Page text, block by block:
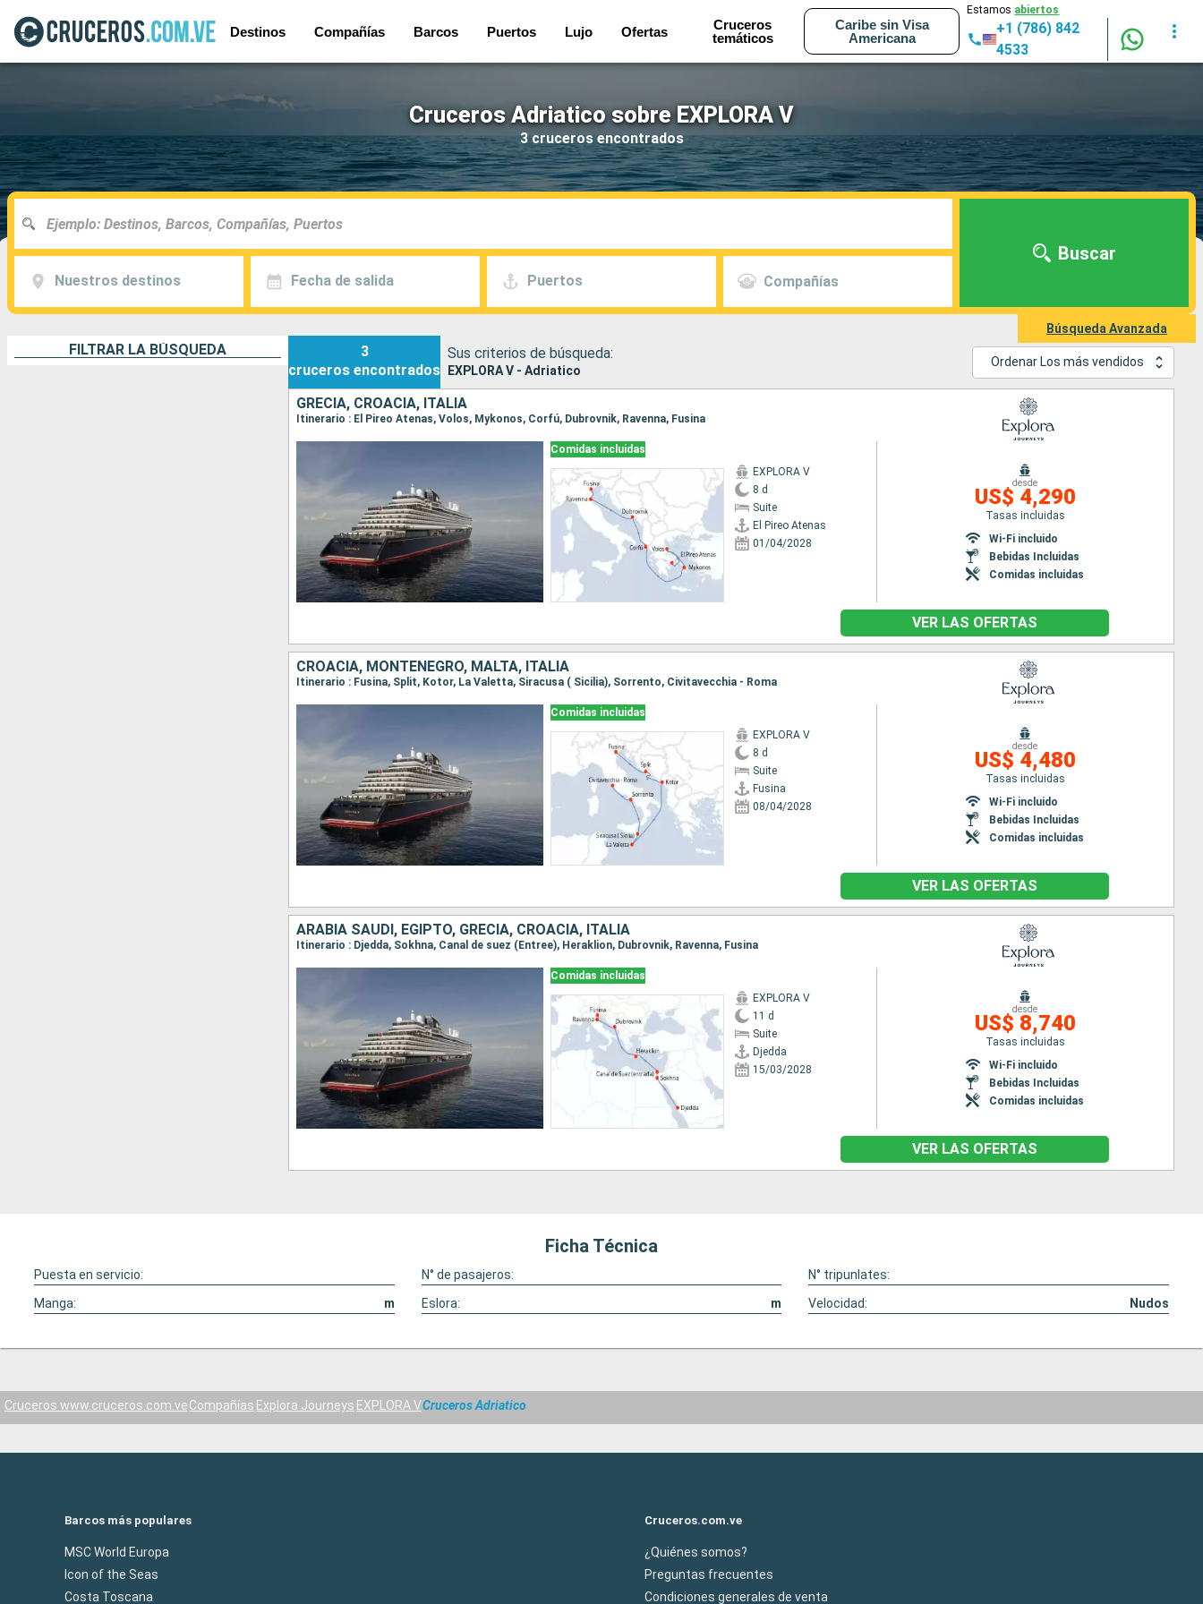
Destinos Compañías Barcos Puertos Lujo Ofertas
Cruceros
temáticos
Caribe sin Visa
Americana
Estamos abiertos
+1 (786) 842
4533
Cruceros Adriatico sobre EXPLORA V
3 cruceros encontrados
Nuestros destinos Fecha de salida Puertos Compañías
Buscar
Búsqueda Avanzada
FILTRAR LA BÚSQUEDA
3
cruceros encontrados
Sus criterios de búsqueda:
EXPLORA V - Adriatico
Ordenar Los más vendidos
GRECIA, CROACIA, ITALIA
Itinerario : El Pireo Atenas, Volos, Mykonos, Corfú, Dubrovnik, Ravenna, Fusina
Comidas incluidas
EXPLORA V
8 d
Suite
El Pireo Atenas
01/04/2028
desde
US$ 4,290
Tasas incluidas
Wi-Fi incluido
Bebidas Incluidas
Comidas incluidas
VER LAS OFERTAS
CROACIA, MONTENEGRO, MALTA, ITALIA
Itinerario : Fusina, Split, Kotor, La Valetta, Siracusa ( Sicilia), Sorrento, Civitavecchia - Roma
Comidas incluidas
EXPLORA V
8 d
Suite
Fusina
08/04/2028
desde
US$ 4,480
Tasas incluidas
Wi-Fi incluido
Bebidas Incluidas
Comidas incluidas
VER LAS OFERTAS
ARABIA SAUDÍ, EGIPTO, GRECIA, CROACIA, ITALIA
Itinerario : Djedda, Sokhna, Canal de suez (Entree), Heraklion, Dubrovnik, Ravenna, Fusina
Comidas incluidas
EXPLORA V
11 d
Suite
Djedda
15/03/2028
desde
US$ 8,740
Tasas incluidas
Wi-Fi incluido
Bebidas Incluidas
Comidas incluidas
VER LAS OFERTAS
Ficha Técnica
Puesta en servicio: N° de pasajeros:
N° tripunlates:
Manga:
m Eslora: m Velocidad: Nudos
Cruceros www.cruceros.com.veCompañías Explora Journeys EXPLORA VCruceros Adriatico
Barcos más populares
MSC World Europa
Icon of the Seas
Costa Toscana
Cruceros.com.ve
¿Quiénes somos?
Preguntas frecuentes
Condiciones generales de venta